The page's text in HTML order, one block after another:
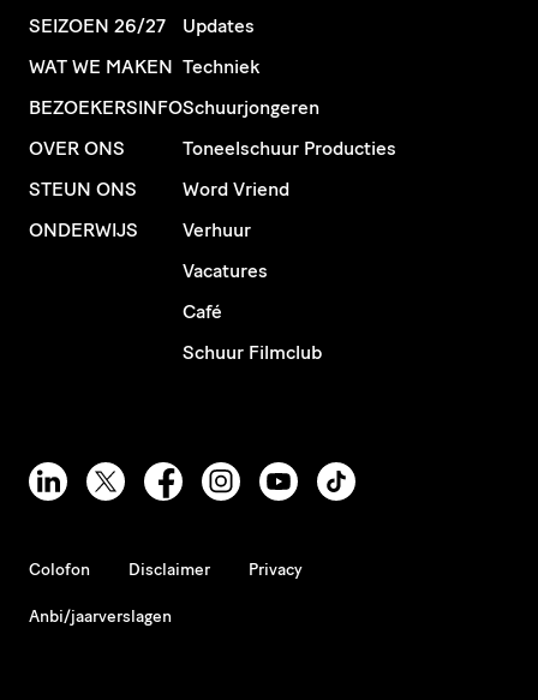
SEIZOEN 26/27
WAT WE MAKEN
BEZOEKERSINFO
OVER ONS
STEUN ONS
ONDERWIJS
Updates
Techniek
Schuurjongeren
Toneelschuur Producties
Word Vriend
Verhuur
Vacatures
Café
Schuur Filmclub
Colofon Disclaimer Privacy
Anbi/jaarverslagen